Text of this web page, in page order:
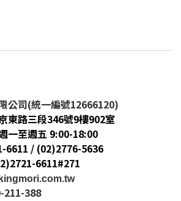
公司(統一編號12666120)
東路三段346號9樓902室
一至週五 9:00-18:00
6611 / (02)2776-5636
6611#271
211-388